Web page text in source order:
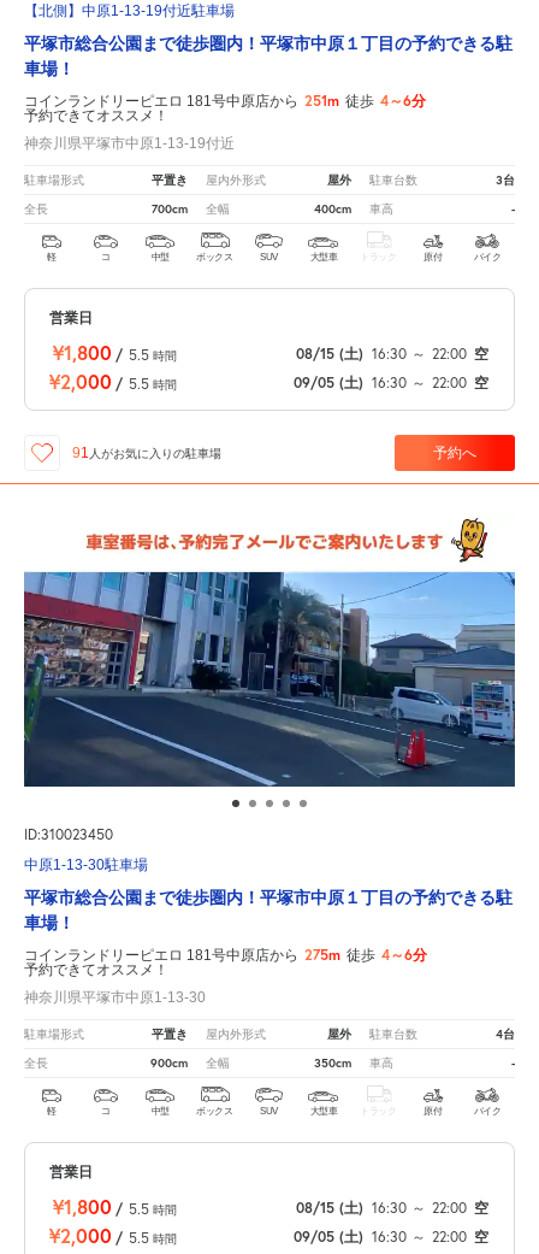
【北側】中原1-13-19付近駐車場
平塚市総合公園まで徒歩圏内！平塚市中原１丁目の予約できる駐
車場！
コインランドリーピエロ 181号中原店から 251m 徒歩 4～6分
予約できてオススメ！
神奈川県平塚市中原1-13-19付近
駐車場形式 平置き 屋内外形式 屋外 駐車台数 3台
全長 700cm 全幅 400cm 車高 -
軽 コ 中型 ボックス SUV 大型車 トラック 原付 バイク
営業日
¥1,800 / 5.5 時間 08/15 (土) 16:30 ～ 22:00 空
¥2,000 / 5.5 時間 09/05 (土) 16:30 ～ 22:00 空
91 人がお気に入りの駐車場 予約へ
ID:310023450
中原1-13-30駐車場
平塚市総合公園まで徒歩圏内！平塚市中原１丁目の予約できる駐
車場！
コインランドリーピエロ 181号中原店から 275m 徒歩 4～6分
予約できてオススメ！
神奈川県平塚市中原1-13-30
駐車場形式 平置き 屋内外形式 屋外 駐車台数 4台
全長 900cm 全幅 350cm 車高 -
軽 コ 中型 ボックス SUV 大型車 トラック 原付 バイク
営業日
¥1,800 / 5.5 時間 08/15 (土) 16:30 ～ 22:00 空
¥2,000 / 5.5 時間 09/05 (土) 16:30 ～ 22:00 空